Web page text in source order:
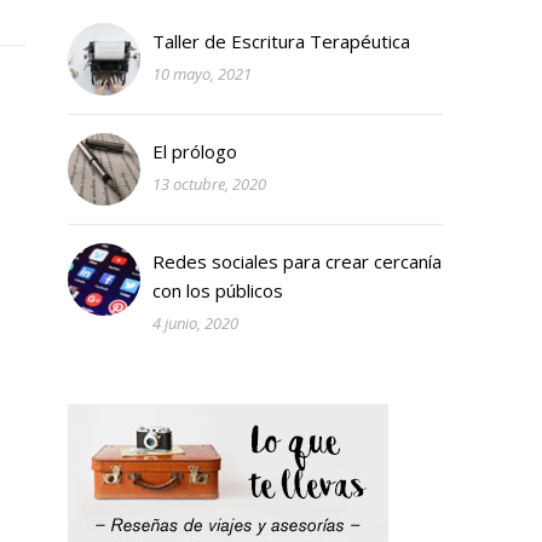
Taller de Escritura Terapéutica
10 mayo, 2021
El prólogo
13 octubre, 2020
Redes sociales para crear cercanía
con los públicos
4 junio, 2020